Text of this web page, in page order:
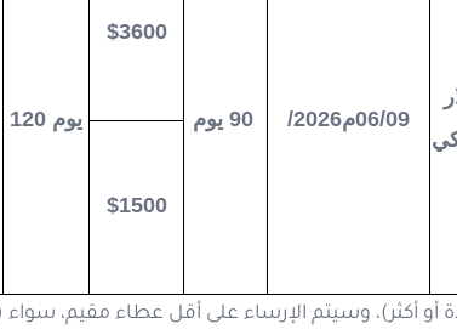
09
/
06/2026م 90يوم
3600
$
120 يوم
1500
$
أكثر)، وسيتم الإرساء على أقل عطاء مقيم، سواء